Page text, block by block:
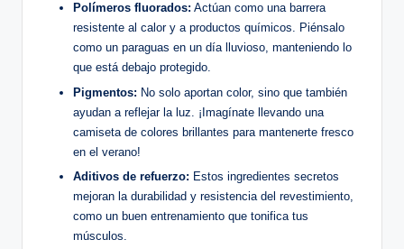
Polímeros fluorados: Actúan como una barrera‍
resistente al ⁣calor⁤ y ‍a⁣ productos químicos.‍ Piénsalo
como un paraguas en ⁣un día lluvioso,​ manteniendo lo
que está debajo protegido.
Pigmentos: No ⁢solo aportan color, sino que también
ayudan⁢ a reflejar la luz. ‍¡Imagínate llevando una
camiseta de colores​ brillantes ‌para mantenerte fresco
en el verano!
Aditivos de refuerzo: Estos ingredientes secretos
mejoran la durabilidad ⁢y resistencia del revestimiento,
como un buen entrenamiento ⁣que ​tonifica tus
músculos.